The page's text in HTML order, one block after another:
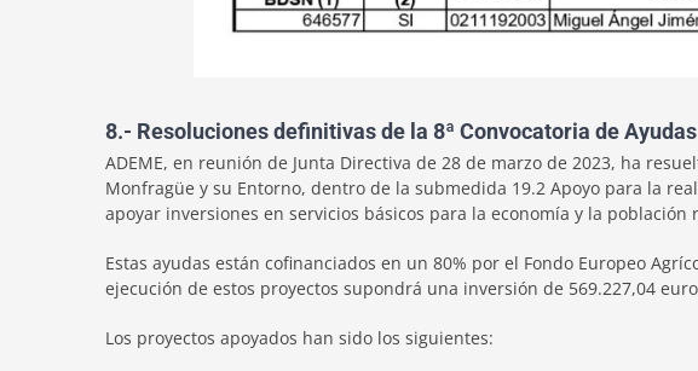
8.- Resoluciones definitivas de la 8ª Convocatoria de
ADEME, en reunión de Junta Directiva de 28 de marzo de 2023, ha
Monfragüe y su Entorno, dentro de la submedida 19.2 Apoyo para la
apoyar inversiones en servicios básicos para la economía y la
Estas ayudas están cofinanciados en un 80% por el Fondo Europeo
ejecución de estos proyectos supondrá una inversión de 569.227,04
Los proyectos apoyados han sido los siguientes: